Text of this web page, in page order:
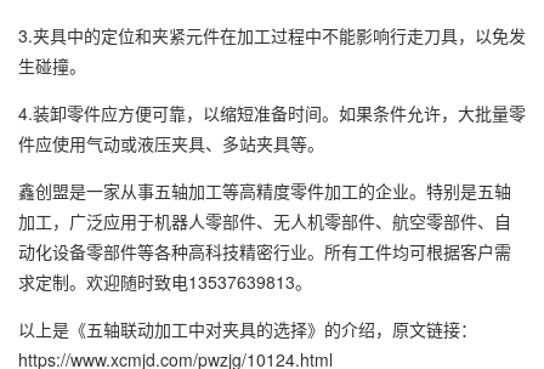
3.夹具中的定位和夹紧元件在加工过程中不能影响行走刀具，以免发
生碰撞。
4.装卸零件应方便可靠，以缩短准备时间。如果条件允许，大批量零
件应使用气动或液压夹具、多站夹具等。
鑫创盟是一家从事五轴加工等高精度零件加工的企业。特别是五轴
加工，广泛应用于机器人零部件、无人机零部件、航空零部件、自
动化设备零部件等各种高科技精密行业。所有工件均可根据客户需
求定制。欢迎随时致电13537639813。
以上是 《五轴联动加工中对夹具的选择》 的介绍，原文链接：
https://www.xcmjd.com/pwzjg/10124.html